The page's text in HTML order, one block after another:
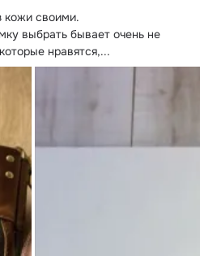
кожи своими.
выбрать бывает очень не
нравятся,...